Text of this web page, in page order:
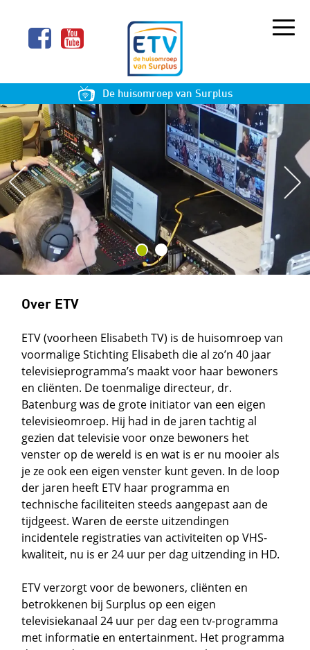
De huisomroep van Surplus
• •
Over ETV
ETV (voorheen Elisabeth TV) is de huisomroep van
voormalige Stichting Elisabeth die al zo’n 40 jaar
televisieprogramma’s maakt voor haar bewoners
en cliënten. De toenmalige directeur, dr.
Batenburg was de grote initiator van een eigen
televisieomroep. Hij had in de jaren tachtig al
gezien dat televisie voor onze bewoners het
venster op de wereld is en wat is er nu mooier als
je ze ook een eigen venster kunt geven. In de loop
der jaren heeft ETV haar programma en
technische faciliteiten steeds aangepast aan de
tijdgeest. Waren de eerste uitzendingen
incidentele registraties van activiteiten op VHS-
kwaliteit, nu is er 24 uur per dag uitzending in HD.
ETV verzorgt voor de bewoners, cliënten en
betrokkenen bij Surplus op een eigen
televisiekanaal 24 uur per dag een tv-programma
met informatie en entertainment. Het programma